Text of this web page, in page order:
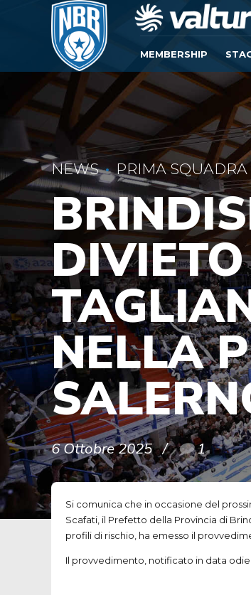
MEMBERSHIP
NEWS PRIMA SQUADRA
NELLA
6 Ottobre 2025 1
Si comunica che in occasione del
Scafati, il Prefetto della Provincia di
profili di rischio, ha emesso il
Il provvedimento, notificato in data